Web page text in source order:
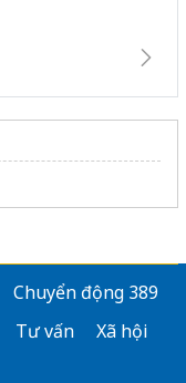
Chuyển động 389
Tư vấn
Xã hội